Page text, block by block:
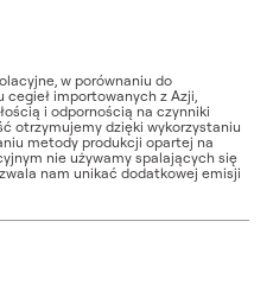
w porównaniu do
importowanych z Azji,
i odpornością na czynniki
otrzymujemy dzięki wykorzystaniu
metody produkcji opartej na
nie używamy spalających się
nam unikać dodatkowej emisji